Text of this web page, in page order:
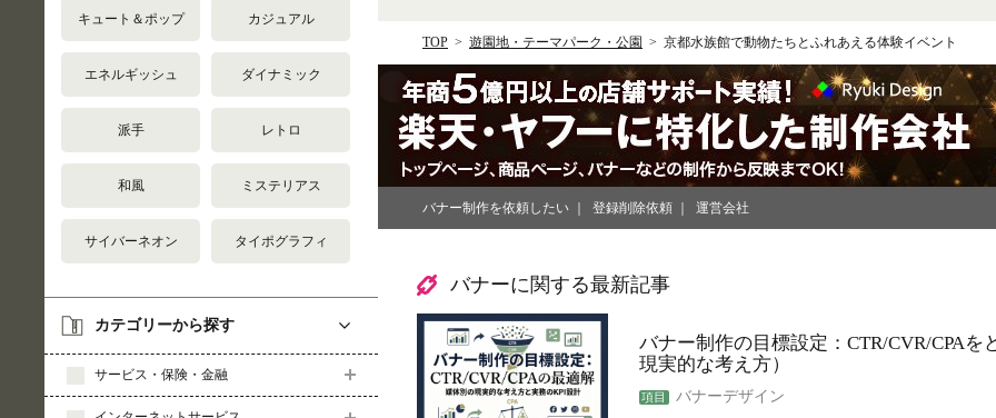
キュート＆ポップ カジュアル
エネルギッシュ ダイナミック
派手 レトロ
和風 ミステリアス
サイバーネオン タイポグラフィ
カテゴリーから探す
サービス・保険・金融
TOP 遊園地・テーマパーク・公園 京都水族館で動物たちとふれあえる体験イベント
バナー制作を依頼したい 登録削除依頼 運営会社
バナーに関する最新記事
バナー制作の目標設定：CTR/CVR/CPAを
現実的な考え方）
バナーデザイン